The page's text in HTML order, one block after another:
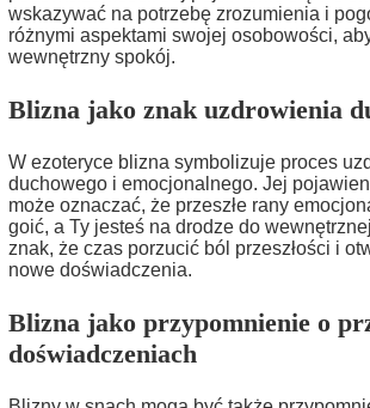
wskazywać na potrzebę zrozumienia i
różnymi aspektami swojej osobowości,
wewnętrzny spokój.
Blizna jako znak uzdrowienia
W ezoteryce blizna symbolizuje proces
duchowego i emocjonalnego. Jej
może oznaczać, że przeszłe rany
goić, a Ty jesteś na drodze do
znak, że czas porzucić ból przeszłości i
nowe doświadczenia.
Blizna jako przypomnienie o
doświadczeniach